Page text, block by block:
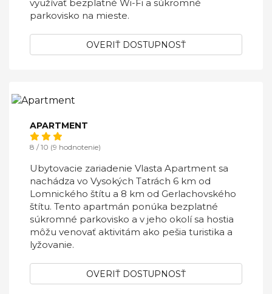
využívať bezplatné Wi-Fi a súkromné
parkovisko na mieste.
OVERIŤ DOSTUPNOSŤ
APARTMENT
8 / 10 (9 hodnotenie)
Ubytovacie zariadenie Vlasta Apartment sa
nachádza vo Vysokých Tatrách 6 km od
Lomnického štítu a 8 km od Gerlachovského
štítu. Tento apartmán ponúka bezplatné
súkromné parkovisko a v jeho okolí sa hostia
môžu venovať aktivitám ako pešia turistika a
lyžovanie.
OVERIŤ DOSTUPNOSŤ